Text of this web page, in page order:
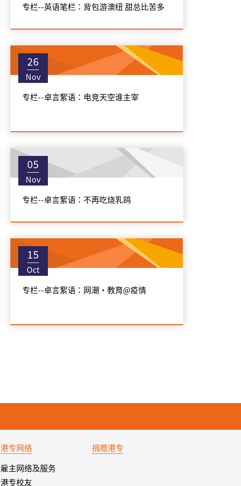
专栏--英语笔栏：背包游澳纽 甜总比苦多
26
Nov
专栏--卓言絮语：电竞天空谁主宰
05
Nov
专栏--卓言絮语：不再吃烧乳鸽
15
Oct
专栏--卓言絮语：网潮‧教育@疫情
港专网络
雇主网络及服务
港专校友
捐赠港专